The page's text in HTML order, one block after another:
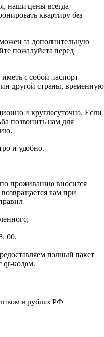
наши цены всегда
квартиру без
за дополнительную
пожалуйста перед
с собой паспорт
другой страны, временную
и круглосуточно. Если
позвонить нам для
и удобно.
по проживанию вносится
вам при
00.
полный пакет
qr-кoдoм.
в рублях РФ